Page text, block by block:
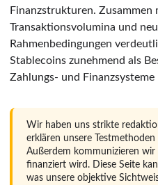
Finanzstrukturen. Zusammen
Transaktionsvolumina und
Rahmenbedingungen
Stablecoins zunehmend als
Zahlungs- und
Wir haben uns strikte
erklären unsere
Außerdem kommunizieren
finanziert wird. Diese Seite
was unsere objektive